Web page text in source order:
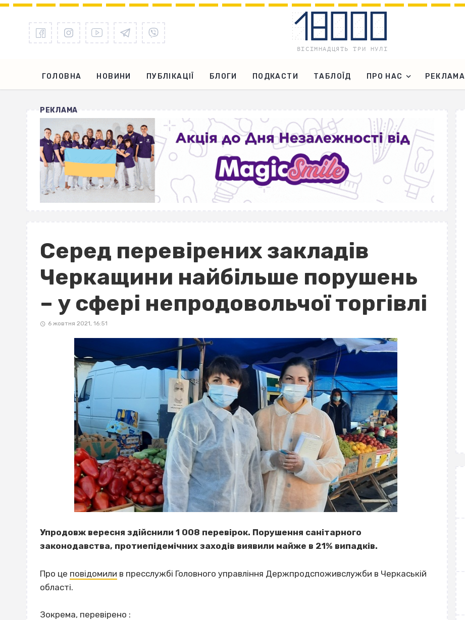
ГОЛОВНА НОВИНИ ПУБЛІКАЦІЇ БЛОГИ ПОДКАСТИ ТАБЛОЇД ПРО НАС РЕКЛАМА
РЕКЛАМА
Серед перевірених закладів
Черкащини найбільше порушень
– у сфері непродовольчої торгівлі
6 жовтня 2021, 16:51
Упродовж вересня здійснили 1 008 перевірок. Порушення санітарного
законодавства, протиепідемічних заходів виявили майже в 21% випадків.
Про це повідомили в пресслужбі Головного управління Держпродспоживслужби в Черкаській
області.
Зокрема, перевірено :